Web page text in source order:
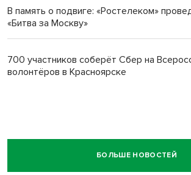
В память о подвиге: «Ростелеком»
«Битва за Москву»
700 участников соберёт Сбер на
волонтёров в Красноярске
БОЛЬШЕ НОВОСТЕЙ